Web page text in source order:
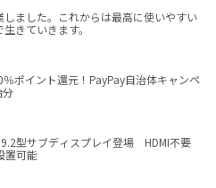
ました。これからは最高に使いやすい
きていきます。
％ポイント還元！PayPay自治体キャンペ
分
型サブディスプレイ登場 HDMI不要
置可能